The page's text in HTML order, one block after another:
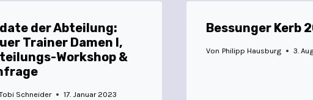
der Abteilung:
Trainer Damen I,
Workshop &
Schneider 17. Januar 2023
Bessunger Kerb
Von Philipp Hausburg 3.